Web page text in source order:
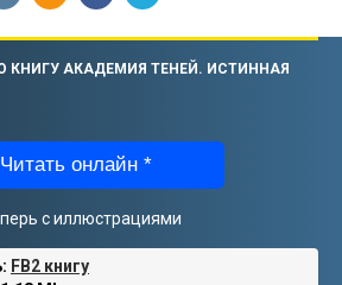
КНИГУ АКАДЕМИЯ ТЕНЕЙ. ИСТИННАЯ
Читать онлайн *
с иллюстрациями
FB2 книгу